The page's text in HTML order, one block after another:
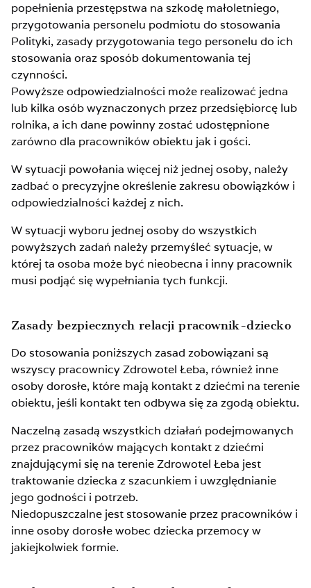
popełnienia przestępstwa na szkodę małoletniego,
przygotowania personelu podmiotu do stosowania
Polityki, zasady przygotowania tego personelu do ich
stosowania oraz sposób dokumentowania tej
czynności.
Powyższe odpowiedzialności może realizować jedna
lub kilka osób wyznaczonych przez przedsiębiorcę lub
rolnika, a ich dane powinny zostać udostępnione
zarówno dla pracowników obiektu jak i gości.
W sytuacji powołania więcej niż jednej osoby, należy
zadbać o precyzyjne określenie zakresu obowiązków i
odpowiedzialności każdej z nich.
W sytuacji wyboru jednej osoby do wszystkich
powyższych zadań należy przemyśleć sytuacje, w
której ta osoba może być nieobecna i inny pracownik
musi podjąć się wypełniania tych funkcji.
Zasady bezpiecznych relacji pracownik-dziecko
Do stosowania poniższych zasad zobowiązani są
wszyscy pracownicy Zdrowotel Łeba, również inne
osoby dorosłe, które mają kontakt z dziećmi na terenie
obiektu, jeśli kontakt ten odbywa się za zgodą obiektu.
Naczelną zasadą wszystkich działań podejmowanych
przez pracowników mających kontakt z dziećmi
znajdującymi się na terenie Zdrowotel Łeba jest
traktowanie dziecka z szacunkiem i uwzględnianie
jego godności i potrzeb.
Niedopuszczalne jest stosowanie przez pracowników i
inne osoby dorosłe wobec dziecka przemocy w
jakiejkolwiek formie.